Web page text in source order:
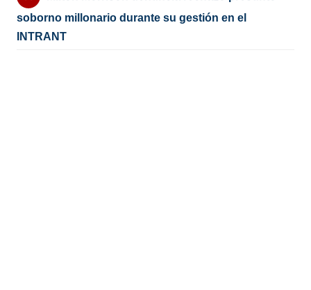
soborno millonario durante su gestión en el
INTRANT